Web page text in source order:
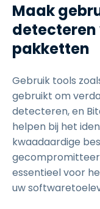
Maak
pakketten
Gebruik tools
gebruikt om
detecteren, en
helpen bij het
kwaadaardige
essentieel voor
uw